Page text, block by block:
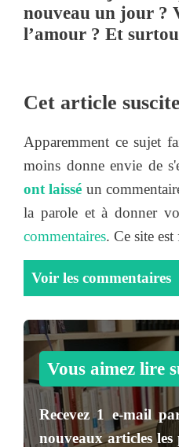
nouveau un jour ?
l’amour ? Et
Cet article
Apparemment ce sujet
moins donne envie de
ont laissé un
la parole et à donner
commentaires. Ce site
Voir les commentaires
Vous aimez lire
Recevez1 e-mail
nouveaux articles